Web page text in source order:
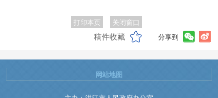
打印本页 关闭窗口
稿件收藏 分享到
网站地图